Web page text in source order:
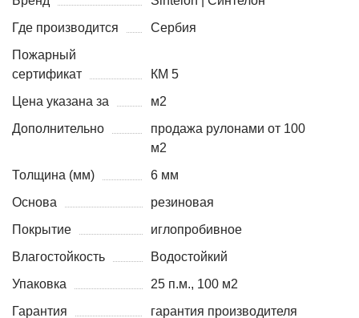
Где производится
Сербия
Пожарный
сертификат
КМ 5
Цена указана за
м2
Дополнительно
продажа рулонами от 100
м2
Толщина (мм)
6 мм
Основа
резиновая
Покрытие
иглопробивное
Влагостойкость
Водостойкий
Упаковка
25 п.м., 100 м2
Гарантия
гарантия производителя